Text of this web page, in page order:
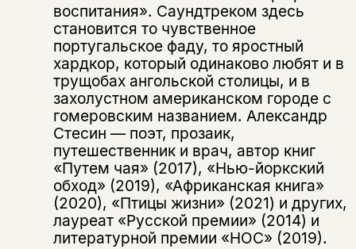
воспитания». Саундтреком здесь
становится то чувственное
португальское фаду, то яростный
хардкор, который одинаково любят и в
трущобах ангольской столицы, и в
захолустном американском городе с
гомеровским названием. Александр
Стесин — поэт, прозаик,
путешественник и врач, автор книг
«Путем чая» (2017), «Нью-йоркский
обход» (2019), «Африканская книга»
(2020), «Птицы жизни» (2021) и других,
лауреат «Русской премии» (2014) и
литературной премии «НОС» (2019).